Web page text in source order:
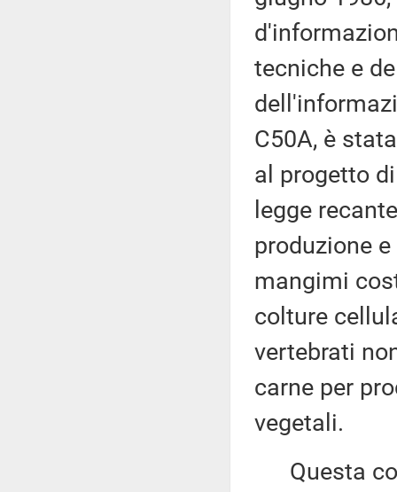
tecniche e
C50A, è
al progetto
legge
produzione
mangimi
colture
vertebrati
carne per
vegetali.
Questa